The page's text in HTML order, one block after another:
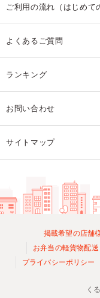
ご利用の流れ（はじめて
よくあるご質問
ランキング
お問い合わせ
サイトマップ
掲載希望の店舗
お弁当の軽貨物配
プライバシーポリシー
く